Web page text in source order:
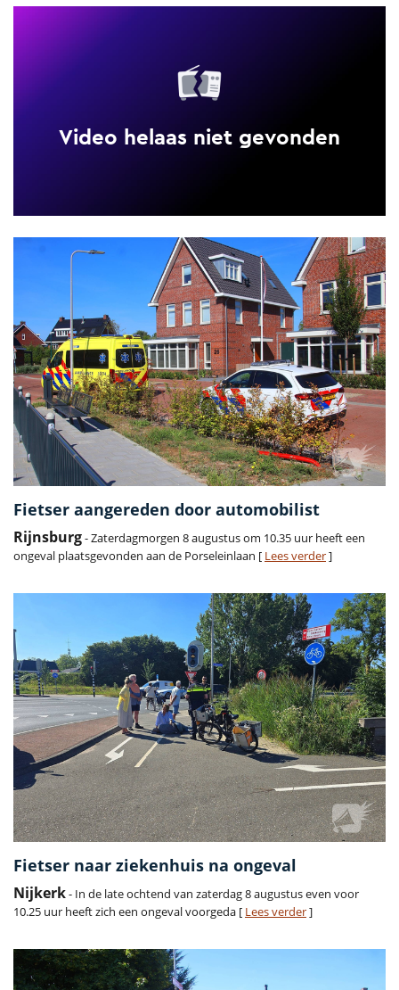
Fietser aangereden door automobilist
Rijnsburg- Zaterdagmorgen 8 augustus om 10.35 uur heeft een
ongeval plaatsgevonden aan de Porseleinlaan [ Lees verder]
Fietser naar ziekenhuis na ongeval
Nijkerk- In de late ochtend van zaterdag 8 augustus even voor
10.25 uur heeft zich een ongeval voorgeda [ Lees verder]